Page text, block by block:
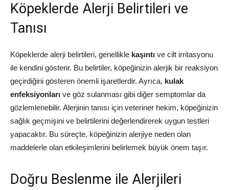
Köpeklerde Alerji Belirtileri ve
Tanısı
Köpeklerde alerji belirtileri, genellikle kaşıntı ve cilt irritasyonu
ile kendini gösterir. Bu belirtiler, köpeğinizin alerjik bir reaksiyon
geçirdiğini gösteren önemli işaretlerdir. Ayrıca, kulak
enfeksiyonları ve göz sulanması gibi diğer semptomlar da
gözlemlenebilir. Alerjinin tanısı için veteriner hekim, köpeğinizin
sağlık geçmişini ve belirtilerini değerlendirerek uygun testleri
yapacaktır. Bu süreçte, köpeğinizin alerjiye neden olan
maddelerle olan etkileşimlerini belirlemek büyük önem taşır.
Doğru Beslenme ile Alerjileri